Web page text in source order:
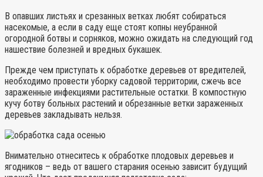
В опавших листьях и срезанных ветках любят собираться
насекомые, а если в саду еще стоят копны неубранной
огородной ботвы и сорняков, можно ожидать на следующий год
нашествие болезней и вредных букашек.
Прежде чем приступать к обработке деревьев от вредителей,
необходимо провести уборку садовой территории, сжечь все
зараженные инфекциями растительные остатки. В компостную
кучу ботву больных растений и обрезанные ветки зараженных
деревьев закладывать нельзя.
Внимательно отнеситесь к обработке плодовых деревьев и
ягодников – ведь от вашего старания осенью зависит будущий